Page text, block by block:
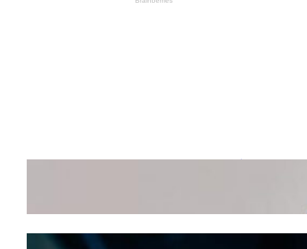
Wanita Pamer Pakaian
Kepribadian